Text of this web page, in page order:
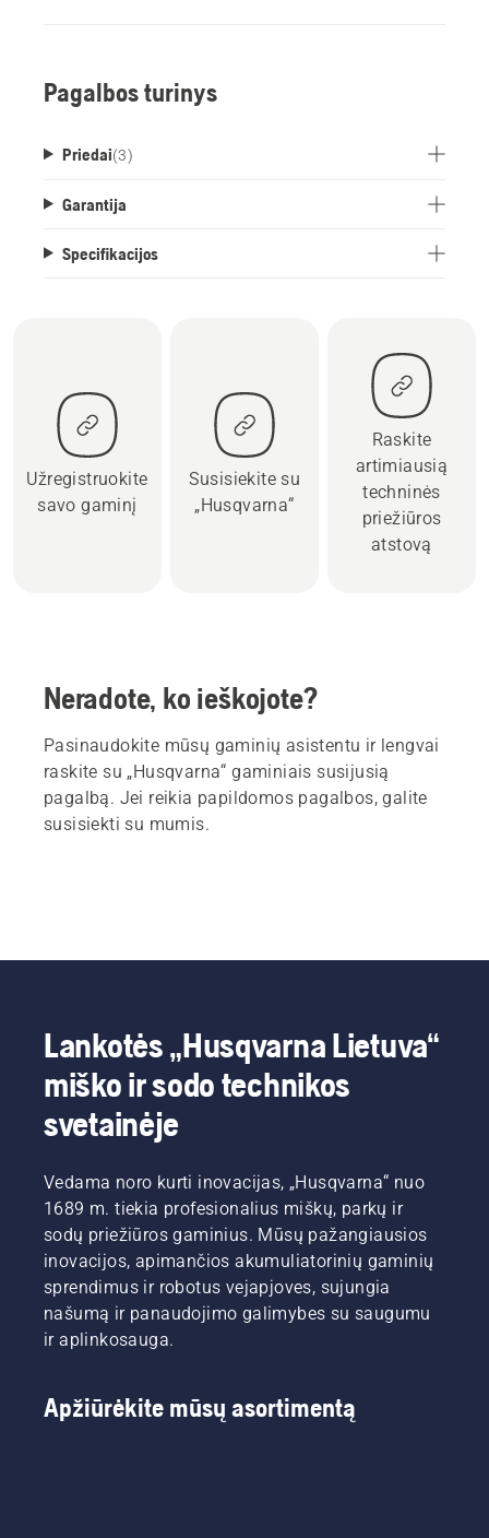
Pagalbos turinys
Priedai(3)
Garantija
Specifikacijos
Užregistruokite
savo gaminį
Susisiekite su
„Husqvarna“
Raskite
artimiausią
techninės
priežiūros
atstovą
Neradote, ko ieškojote?
Pasinaudokite mūsų gaminių asistentu ir lengvai
raskite su „Husqvarna“ gaminiais susijusią
pagalbą. Jei reikia papildomos pagalbos, galite
susisiekti su mumis.
Lankotės „Husqvarna Lietuva“
miško ir sodo technikos
svetainėje
Vedama noro kurti inovacijas, „Husqvarna“ nuo
1689 m. tiekia profesionalius miškų, parkų ir
sodų priežiūros gaminius. Mūsų pažangiausios
inovacijos, apimančios akumuliatorinių gaminių
sprendimus ir robotus vejapjoves, sujungia
našumą ir panaudojimo galimybes su saugumu
ir aplinkosauga.
Apžiūrėkite mūsų asortimentą